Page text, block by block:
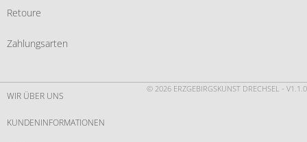
Retoure
Zahlungsarten
© 2026 ERZGEBIRGSKUNST DRECHSEL - V1.1.0
WIR ÜBER UNS
KUNDENINFORMATIONEN